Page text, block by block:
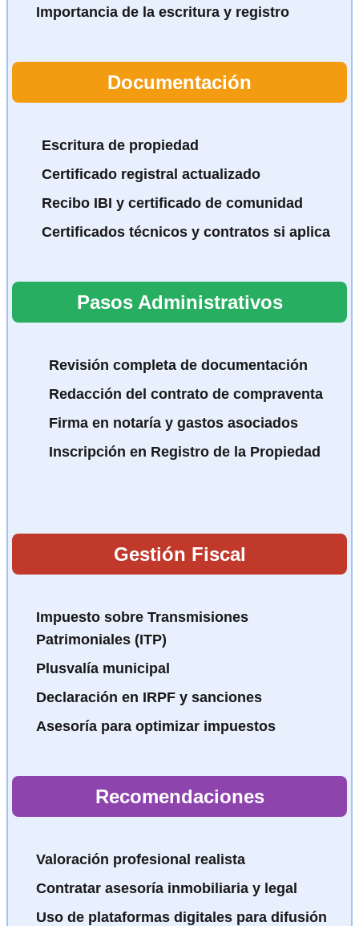
Importancia de la escritura y registro
Documentación
Escritura de propiedad
Certificado registral actualizado
Recibo IBI y certificado de comunidad
Certificados técnicos y contratos si aplica
Pasos Administrativos
Revisión completa de documentación
Redacción del contrato de compraventa
Firma en notaría y gastos asociados
Inscripción en Registro de la Propiedad
Gestión Fiscal
Impuesto sobre Transmisiones
Patrimoniales (ITP)
Plusvalía municipal
Declaración en IRPF y sanciones
Asesoría para optimizar impuestos
Recomendaciones
Valoración profesional realista
Contratar asesoría inmobiliaria y legal
Uso de plataformas digitales para difusión